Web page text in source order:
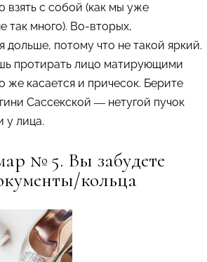
взять с собой (как мы уже
так много). Во-вторых,
дольше, потому что не такой яркий.
протирать лицо матирующими
же касается и причесок. Берите
Сассекской — нетугой пучок
у лица.
№ 5. Вы забудете
кольца